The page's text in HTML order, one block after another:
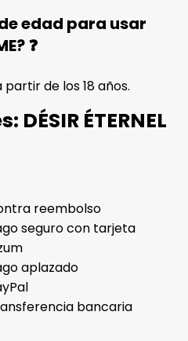
edad para usar
❓
partir de los 18 años.
DÉSIR ÉTERNEL
reembolso
seguro con tarjeta
aplazado
bancaria